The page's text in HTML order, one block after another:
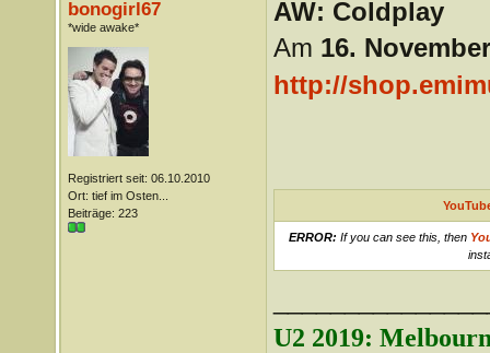
bonogirl67
*wide awake*
Registriert seit: 06.10.2010
Ort: tief im Osten...
Beiträge: 223
AW: Coldplay
Am 16. November
http://
ERROR: If you can see this, then
U2 2019: